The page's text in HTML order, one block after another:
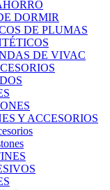
DORMIR
DE PLUMAS
DE VIVAC
Y ACCESORIOS